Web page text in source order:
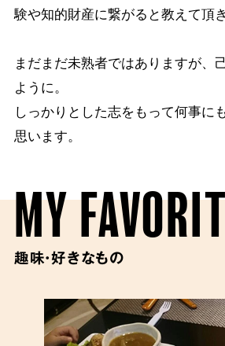
験や知的財産に繋がると教えて頂
まだまだ未熟者ではありますが、
ように。
しっかりとした志をもって何事に
思います。
MY
趣味・好きなもの